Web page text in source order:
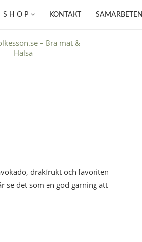
S H O P KONTAKT SAMARBETEN
drakfrukt och favoriten
se det som en god gärning att